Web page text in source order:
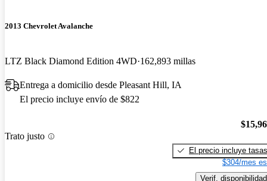
2013 Chevrolet Avalanche
LTZ Black Diamond Edition 4WD 162,893 millas
Entrega a domicilio desde Pleasant Hill, IA
El precio incluye envío de $822
Trato justo
El precio incluye tasas
$304/mes
Verif. disponibilidad